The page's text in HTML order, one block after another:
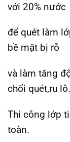
với 20% nước
để quét làm
bề mặt bị rỗ
và làm tăng
chổi quét,ru lô.
Thi công lớp
toàn.